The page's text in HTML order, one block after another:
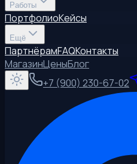
Работы
ПортфолиоКейсы
Ещё
ПартнёрамFAQКонтакты
МагазинЦеныБлог
+7 (900) 230-67-02